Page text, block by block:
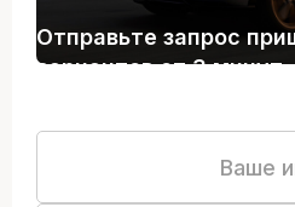
Отправьте запрос
вариантов от 3 минут